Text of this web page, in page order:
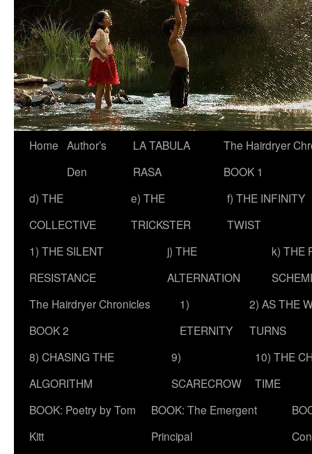
Skip
content
Home Author’s
Den
LA TABULA
RASA
The Hairdryer
BOOK 1
d) THE
COLLECTIVE
e) THE
TRICKSTER
f) THE INFINITY
TWIST
1) THE SILENT
RESISTANCE
j) THE
ALTERNATION
k) THE
The Hairdryer Chronicles
BOOK 2
1)
ETERNITY
2) AS THE
TURNS
8) CHASING THE
ALGORITHM
9)
SCARECROW
10) THE
TIME
BOOK: Poetry by Tom
Kitt
BOOK: The Emergent
Principal